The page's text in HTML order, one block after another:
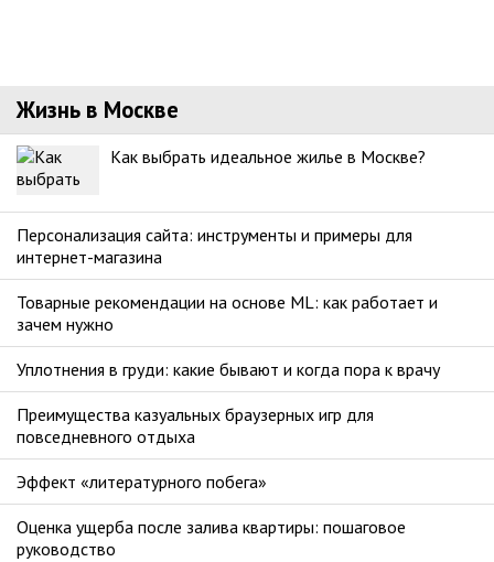
Жизнь в Москве
Как выбрать идеальное жилье в Москве?
Персонализация сайта: инструменты и примеры для
интернет-магазина
Товарные рекомендации на основе ML: как работает и
зачем нужно
Уплотнения в груди: какие бывают и когда пора к врачу
Преимущества казуальных браузерных игр для
повседневного отдыха
Эффект «литературного побега»
Оценка ущерба после залива квартиры: пошаговое
руководство